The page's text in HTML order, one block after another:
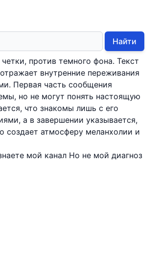
Найти
против темного фона. Текст
внутренние переживания
Первая часть сообщения
но не могут понять настоящую
что знакомы лишь с его
а в завершении указывается,
создает атмосферу меланхолии и
мой канал Но не мой диагноз